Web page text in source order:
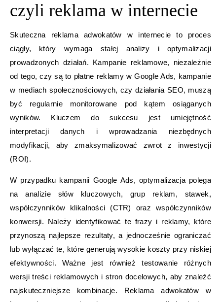
czyli reklama w internecie
Skuteczna reklama adwokatów w internecie to proces
ciągły, który wymaga stałej analizy i optymalizacji
prowadzonych działań. Kampanie reklamowe, niezależnie
od tego, czy są to płatne reklamy w Google Ads, kampanie
w mediach społecznościowych, czy działania SEO, muszą
być regularnie monitorowane pod kątem osiąganych
wyników. Kluczem do sukcesu jest umiejętność
interpretacji danych i wprowadzania niezbędnych
modyfikacji, aby zmaksymalizować zwrot z inwestycji
(ROI).
W przypadku kampanii Google Ads, optymalizacja polega
na analizie słów kluczowych, grup reklam, stawek,
współczynników klikalności (CTR) oraz współczynników
konwersji. Należy identyfikować te frazy i reklamy, które
przynoszą najlepsze rezultaty, a jednocześnie ograniczać
lub wyłączać te, które generują wysokie koszty przy niskiej
efektywności. Ważne jest również testowanie różnych
wersji treści reklamowych i stron docelowych, aby znaleźć
najskuteczniejsze kombinacje. Reklama adwokatów w